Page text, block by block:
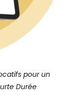
pour un
Durée